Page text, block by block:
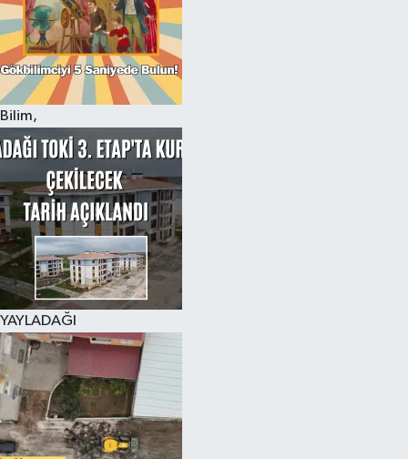
Bilim,
YAYLADAĞI